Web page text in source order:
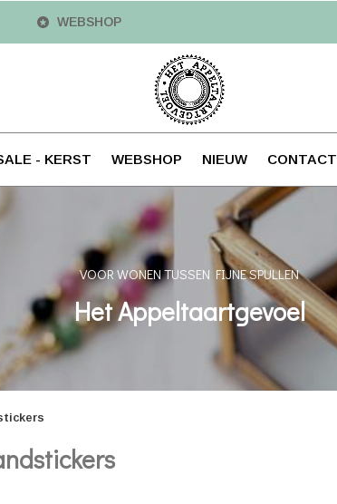
- KERST WEBSHOP NIEUW CONTACT
WEBSHOP
VOOR WONEN TUSSEN FIJNE SPULLEN
Het Appeltaartgevoel